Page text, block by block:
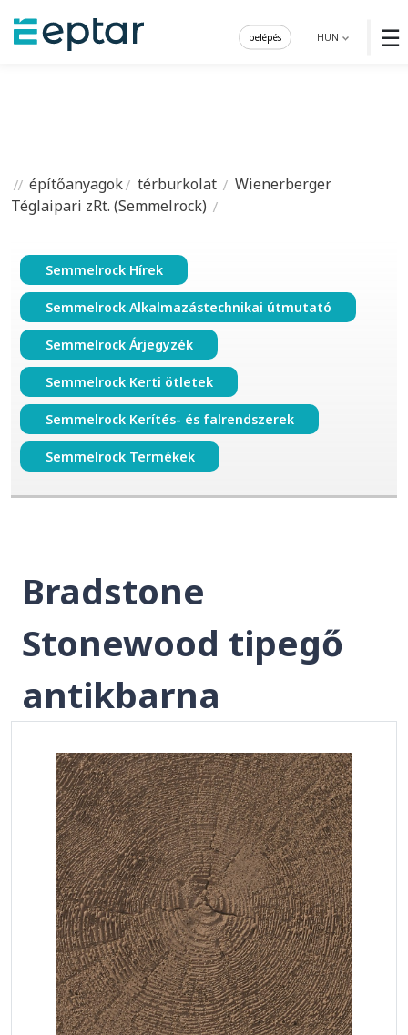
☰
HUN
belépés
építőanyagok térburkolat
Wienerberger
Téglaipari zRt. (Semmelrock)
Semmelrock Hírek
Semmelrock Alkalmazástechnikai útmutató
Semmelrock Árjegyzék
Semmelrock Kerti ötletek
Semmelrock Kerítés- és falrendszerek
Semmelrock Termékek
Bradstone
Stonewood tipegő
antikbarna